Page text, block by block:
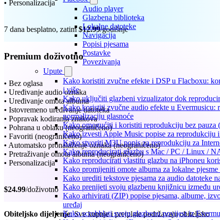
Audio player
Glazbena biblioteka
Lokalne datoteke
Navigacija
Popisi pjesama
Postavke
Povezivanja
Upute
Kako koristiti zvučne efekte i DSP u Flacboxu:
i više
Kako uključiti glazbeni vizualizator dok
Kako koristiti zvučne audio efekte u Evermusicu:
normalizaciju glasnoće
Kako omogućiti i koristiti reprodukciju bez pauza
Kako izvesti Apple Music popise za reprodukciju
Kako stvoriti M3U popis za reprodukciju za
Kako reproducirati glazbu s Mac / PC / Linux /
Kako reproducirati vlastitu glazbu na iPhoneu
Kako promijeniti omote albuma za lokalne
Kako urediti tekstove pjesama za audio datoteke
Kako prenijeti svoju glazbenu knjižnicu između
Kako arhivirati (ZIP) popise pjesama, albume,
uređaj
Kako scrobblati svoju glazbenu povijest iz
• Personalizacija
7 dana besplatno, zatim$12.99/godišnje
Premium doživotno
• Bez oglasa
• Uređivanje audio oznaka
• Uređivanje omota albuma
• Istovremeno uređivanje datoteka
• Popravak kodiranja znakova
• Pohrana u oblaku (neograničeno)
• Favoriti (neograničeno)
• Automatsko pronalaženje oznaka (neograničeno)
• Pretraživanje omota albuma (neograničeno)
• Personalizacija
$24.99/doživotno
Obiteljsko dijeljenje: Sve kupnje i pretplate podržavaju obiteljsko